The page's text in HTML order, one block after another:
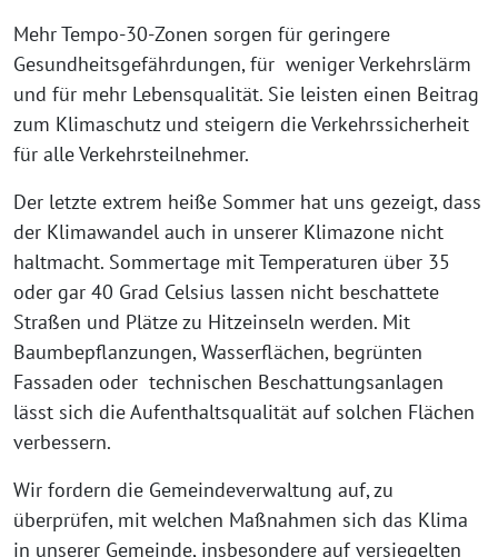
Mehr Tempo-30-Zonen sorgen für geringere
Gesundheitsgefährdungen, für weniger Verkehrslärm
und für mehr Lebensqualität. Sie leisten einen Beitrag
zum Klimaschutz und steigern die Verkehrssicherheit
für alle Verkehrsteilnehmer.
Der letzte extrem heiße Sommer hat uns gezeigt, dass
der Klimawandel auch in unserer Klimazone nicht
haltmacht. Sommertage mit Temperaturen über 35
oder gar 40 Grad Celsius lassen nicht beschattete
Straßen und Plätze zu Hitzeinseln werden. Mit
Baumbepflanzungen, Wasserflächen, begrünten
Fassaden oder technischen Beschattungsanlagen
lässt sich die Aufenthaltsqualität auf solchen Flächen
verbessern.
Wir fordern die Gemeindeverwaltung auf, zu
überprüfen, mit welchen Maßnahmen sich das Klima
in unserer Gemeinde, insbesondere auf versiegelten